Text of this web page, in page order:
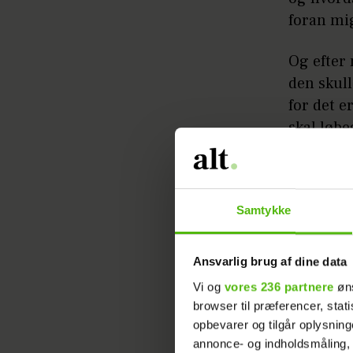
Samtykke
Ansvarlig brug af dine data
Vi og vores 236 partnere
browser til præferencer,
opbevarer og tilgår
annonce- og
foran
Og efter
den
for det
skal
Læs
Du løber
sammen
have
alle